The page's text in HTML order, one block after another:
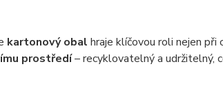
kartonový obal hraje klíčovou roli nejen
prostředí– recyklovatelný a udržitelný,